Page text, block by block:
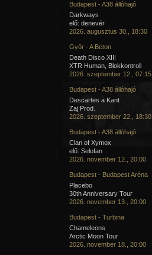
Budapest - A38 állóhajó
Darkways
elő: denevér
2026. augusztus 30., 18:30
Győr - A Beton
Death Disco XIII
XTR Human, Blokkontroll
2026. szeptember 12., 07:15
Budapest - A38 állóhajó
Descartes a Kant
Zaj Prod.
2026. szeptember 22., 18:30
Budapest - A38 állóhajó
Clan of Xymox
elő: Selofan
2026. november 12., 20:00
Budapest - Budapest Aréna
Placebo
30th Anniversary Tour
2026. november 13., 20:00
Budapest - Turbina
Chameleons
Arctic Moon Tour
2026. november 18., 20:00